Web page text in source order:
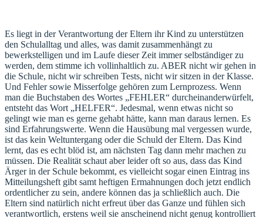
Es liegt in der Verantwortung der Eltern ihr Kind zu unterstützen
den Schulalltag und alles, was damit zusammenhängt zu
bewerkstelligen und im Laufe dieser Zeit immer selbständiger zu
werden, dem stimme ich vollinhaltlich zu. ABER nicht wir gehen in
die Schule, nicht wir schreiben Tests, nicht wir sitzen in der Klasse.
Und Fehler sowie Misserfolge gehören zum Lernprozess. Wenn
man die Buchstaben des Wortes „FEHLER“ durcheinanderwürfelt,
entsteht das Wort „HELFER“. Jedesmal, wenn etwas nicht so
gelingt wie man es gerne gehabt hätte, kann man daraus lernen. Es
sind Erfahrungswerte. Wenn die Hausübung mal vergessen wurde,
ist das kein Weltuntergang oder die Schuld der Eltern. Das Kind
lernt, das es echt blöd ist, am nächsten Tag dann mehr machen zu
müssen. Die Realität schaut aber leider oft so aus, dass das Kind
Ärger in der Schule bekommt, es vielleicht sogar einen Eintrag ins
Mitteilungsheft gibt samt heftigen Ermahnungen doch jetzt endlich
ordentlicher zu sein, andere können das ja schließlich auch. Die
Eltern sind natürlich nicht erfreut über das Ganze und fühlen sich
verantwortlich, erstens weil sie anscheinend nicht genug kontrolliert